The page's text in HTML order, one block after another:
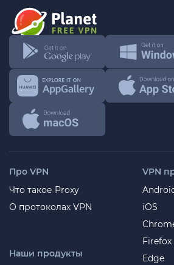
Про VPN
Что такое Proxy
О протоколах VPN
Наши продукты
VPN
iOS
Firefox
Edge